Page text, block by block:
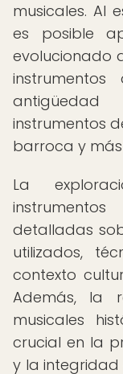
musicales. Al
es posible
evolucionado
instrumentos
barroca y
La
detalladas
utilizados,
contexto
Además, la
musicales
crucial en la
y la integridad